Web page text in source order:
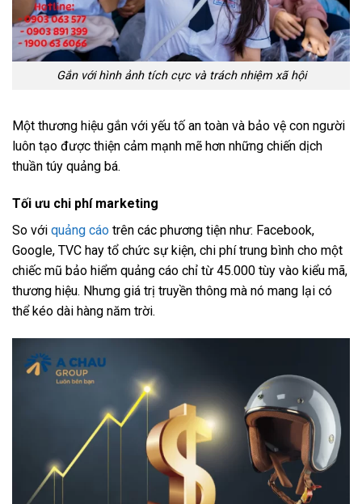
Gắn với hình ảnh tích cực và trách nhiệm xã hội
Một thương hiệu gắn với yếu tố an toàn và bảo vệ con người
luôn tạo được thiện cảm mạnh mẽ hơn những chiến dịch
thuần túy quảng bá.
Tối ưu chi phí marketing
So với quảng cáo trên các phương tiện như: Facebook,
Google, TVC hay tổ chức sự kiện, chi phí trung bình cho một
chiếc mũ bảo hiểm quảng cáo chỉ từ 45.000 tùy vào kiểu mã,
thương hiệu. Nhưng giá trị truyền thông mà nó mang lại có
thể kéo dài hàng năm trời.